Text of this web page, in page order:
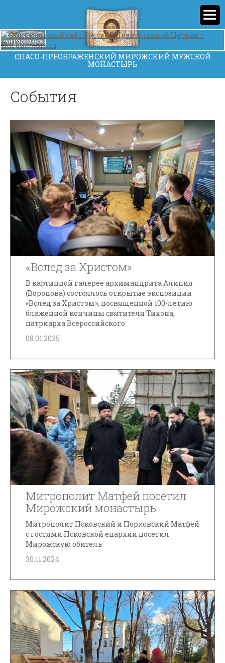
СПАСО-ПРЕОБРАЖЕНСКИЙ МИРОЖСКИЙ МУЖСКОЙ
МОНАСТЫРЬ
События
«Вслед за Христом»
В картинной галерее архимандрита Алипия
(Воронова) состоялось открытие экспозиции
«Вслед за Христом», посвященной 100-летию
блаженной кончины святителя Тихона,
патриарха Всероссийского
08.01.2025
Митрополит Матфей посетил
Мирожский монастырь
Митрополит Псковский и Порховский Матфей
с гостями Псковской епархии посетил
Мирожскую обитель
30.11.2024